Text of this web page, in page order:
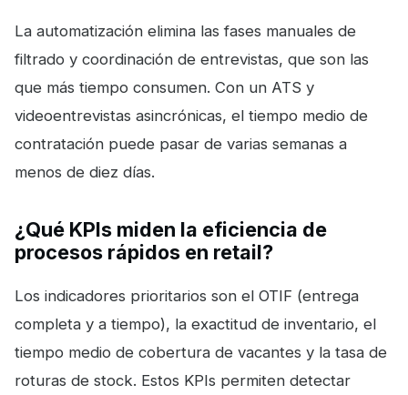
La automatización elimina las fases manuales de
filtrado y coordinación de entrevistas, que son las
que más tiempo consumen. Con un ATS y
videoentrevistas asincrónicas, el tiempo medio de
contratación puede pasar de varias semanas a
menos de diez días.
¿Qué KPIs miden la eficiencia de
procesos rápidos en retail?
Los indicadores prioritarios son el OTIF (entrega
completa y a tiempo), la exactitud de inventario, el
tiempo medio de cobertura de vacantes y la tasa de
roturas de stock. Estos KPIs permiten detectar